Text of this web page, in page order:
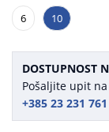
6 10
DOSTUPNOST
Pošaljite upit na
+385 23 231 761